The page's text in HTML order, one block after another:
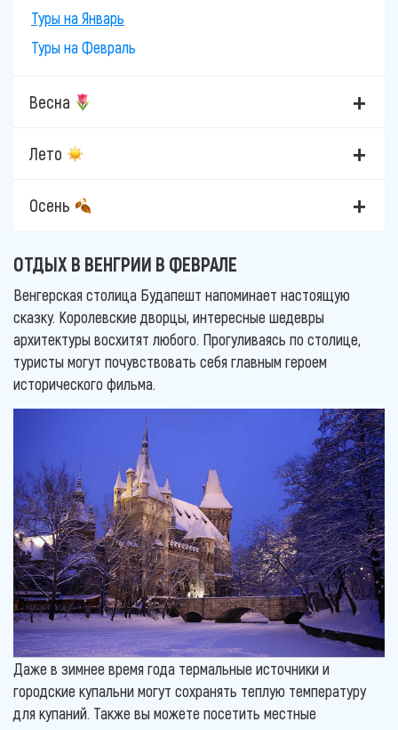
Туры на Январь
Туры на Февраль
Весна
Лето
Осень
ОТДЫХ В ВЕНГРИИ В ФЕВРАЛЕ
Венгерская столица Будапешт напоминает настоящую
сказку. Королевские дворцы, интересные шедевры
архитектуры восхитят любого. Прогуливаясь по столице,
туристы могут почувствовать себя главным героем
исторического фильма.
Даже в зимнее время года термальные источники и
городские купальни могут сохранять теплую температуру
для купаний. Также вы можете посетить местные